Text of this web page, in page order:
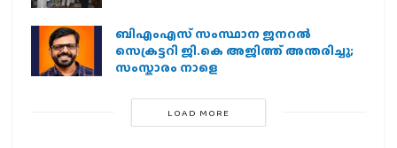
ബിഎംഎസ് സംസ്ഥാന ജനറൽ
സെക്രട്ടറി ജി.കെ അജിത്ത് അന്തരിച്ചു;
സംസ്കാരം നാളെ
LOAD MORE